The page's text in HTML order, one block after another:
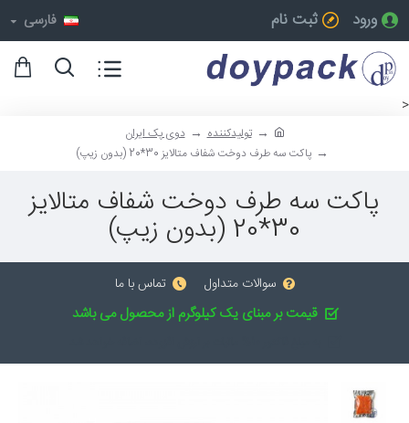
ورود ثبت نام فارسی
<
تولیدکننده
دوی پک ایران
پاکت سه طرف دوخت شفاف متالایز 30*20 (بدون زیپ)
پاکت سه طرف دوخت شفاف متالایز
30*20 (بدون زیپ)
سوالات متداول تماس با ما
قیمت بر مبنای یک کیلوگرم از محصول می باشد